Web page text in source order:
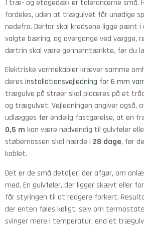
I træ- og etagedæk er tolerancerne små.
fordeles, uden at trægulvet får unødige
nedefra. Derfor skal kredsene ligge pænt i
valgte bæring, og overgange ved vægge,
dørtrin skal være gennemtænkte, før du
Elektriske varmekabler kræver samme
deres installationsvejledning for 6 mm
trægulve på strøer skal placeres på et
og trægulvet. Vejledningen angiver også,
udlægges før endelig fastgørelse, at en
0,5 m kan være nødvendig til gulvføler
støbemassen skal hærde i 28 dage, før
kablet.
Det er de små detaljer, der afgør, om
med. En gulvføler, der ligger skævt eller
får styringen til at reagere forkert.
der enten føles køligt, selv om
svinger mere i temperatur, end et